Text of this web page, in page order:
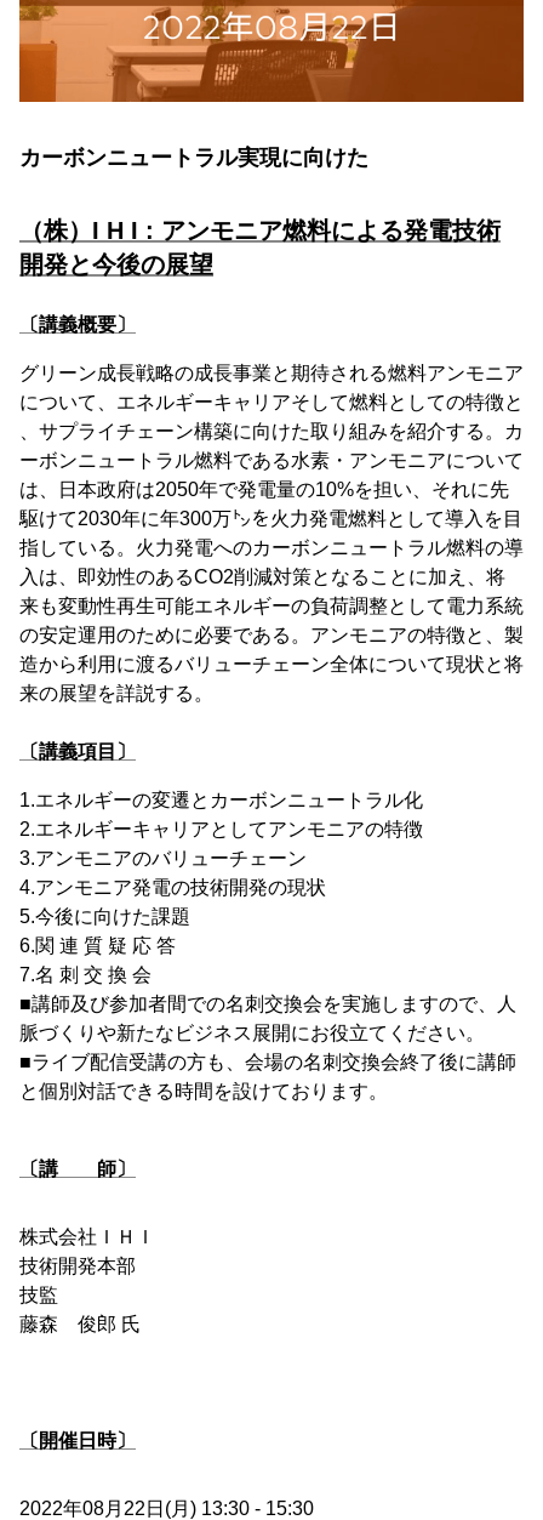
カーボンニュートラル実現に向けた
（株）I H I : アンモニア燃料による発電技術
開発と今後の展望
〔講義概要〕
グリーン成長戦略の成長事業と期待される燃料アンモニア
について、エネルギーキャリアそして燃料としての特徴と
、サプライチェーン構築に向けた取り組みを紹介する。カ
ーボンニュートラル燃料である水素・アンモニアについて
は、日本政府は2050年で発電量の10%を担い、それに先
駆けて2030年に年300万㌧を火力発電燃料として導入を目
指している。火力発電へのカーボンニュートラル燃料の導
入は、即効性のあるCO2削減対策となることに加え、将
来も変動性再生可能エネルギーの負荷調整として電力系統
の安定運用のために必要である。アンモニアの特徴と、製
造から利用に渡るバリューチェーン全体について現状と将
来の展望を詳説する。
〔講義項目〕
1.エネルギーの変遷とカーボンニュートラル化
2.エネルギーキャリアとしてアンモニアの特徴
3.アンモニアのバリューチェーン
4.アンモニア発電の技術開発の現状
5.今後に向けた課題
6.関 連 質 疑 応 答
7.名 刺 交 換 会
■講師及び参加者間での名刺交換会を実施しますので、人
脈づくりや新たなビジネス展開にお役立てください。
■ライブ配信受講の方も、会場の名刺交換会終了後に講師
と個別対話できる時間を設けております。
〔講 師〕
株式会社ＩＨＩ
技術開発本部
技監
藤森 俊郎 氏
〔開催日時〕
2022年08月22日(月) 13:30 - 15:30